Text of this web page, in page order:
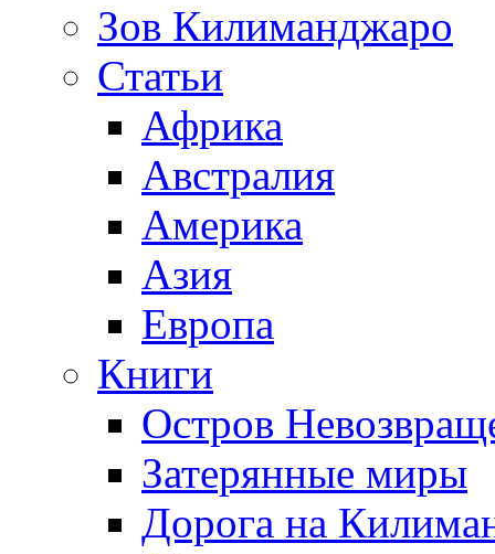
Зов Килиманджаро
Статьи
Африка
Австралия
Америка
Азия
Европа
Книги
Остров
Затерянные миры
Дорога на